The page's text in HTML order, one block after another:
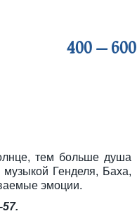
400 — 600
тем больше душа
музыкой Генделя, Баха,
эмоции.